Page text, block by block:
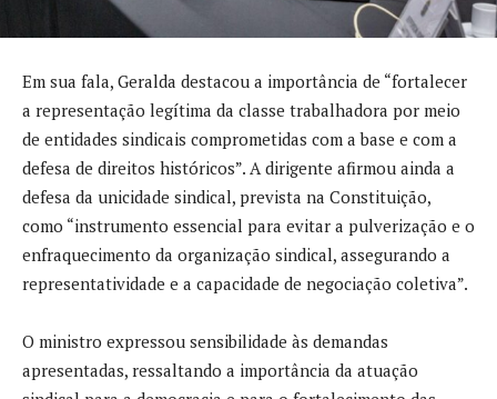
Em sua fala, Geralda destacou a importância de “fortalecer
a representação legítima da classe trabalhadora por meio
de entidades sindicais comprometidas com a base e com a
defesa de direitos históricos”. A dirigente afirmou ainda a
defesa da unicidade sindical, prevista na Constituição,
como “instrumento essencial para evitar a pulverização e o
enfraquecimento da organização sindical, assegurando a
representatividade e a capacidade de negociação coletiva”.
O ministro expressou sensibilidade às demandas
apresentadas, ressaltando a importância da atuação